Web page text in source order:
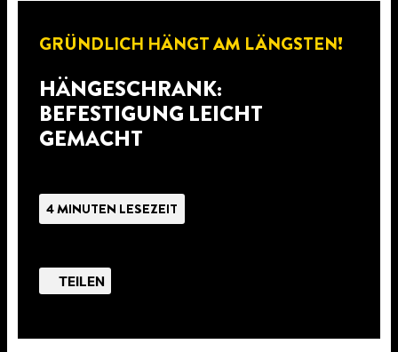
GRÜNDLICH HÄNGT AM LÄNGSTEN!
HÄNGESCHRANK:
BEFESTIGUNG LEICHT
GEMACHT
4 MINUTEN LESEZEIT
TEILEN